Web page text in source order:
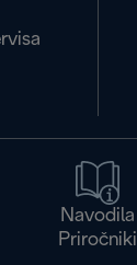
Navodila
Priročniki